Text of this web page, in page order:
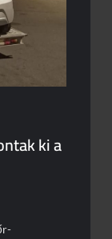
ki a